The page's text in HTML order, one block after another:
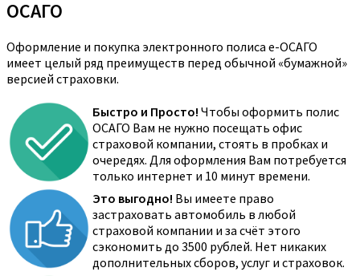
ОСАГО
Оформление и покупка электронного полиса е-ОСАГО
имеет целый ряд преимуществ перед обычной «бумажной»
версией страховки.
Быстро и Просто! Чтобы оформить полис
ОСАГО Вам не нужно посещать офис
страховой компании, стоять в пробках и
очередях. Для оформления Вам потребуется
только интернет и 10 минут времени.
Это выгодно! Вы имеете право
застраховать автомобиль в любой
страховой компании и за счёт этого
сэкономить до 3500 рублей. Нет никаких
дополнительных сборов, услуг и страховок.